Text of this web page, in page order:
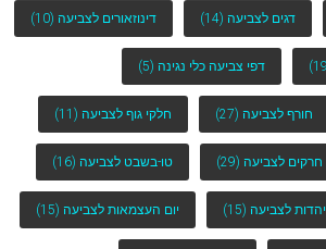
דגים לצביעה (14) דינוזאורים לצביעה (10)
דפי צביעה כלי נגינה (5)
חורף לצביעה (27) חלקי גוף לצביעה (11)
חרקים לצביעה (29) טו-בשבט לצביעה (16)
יהדות לצביעה (15) יום העצמאות לצביעה (15)